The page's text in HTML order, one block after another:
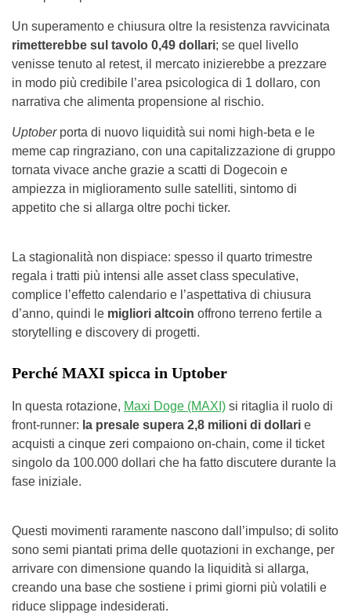
Un superamento e chiusura oltre la resistenza ravvicinata
rimetterebbe sul tavolo 0,49 dollari; se quel livello
venisse tenuto al retest, il mercato inizierebbe a prezzare
in modo più credibile l’area psicologica di 1 dollaro, con
narrativa che alimenta propensione al rischio.
Uptoberporta di nuovo liquidità sui nomi high-beta e le
meme cap ringraziano, con una capitalizzazione di gruppo
tornata vivace anche grazie a scatti di Dogecoin e
ampiezza in miglioramento sulle satelliti, sintomo di
appetito che si allarga oltre pochi ticker.
La stagionalità non dispiace: spesso il quarto trimestre
regala i tratti più intensi alle asset class speculative,
complice l’effetto calendario e l’aspettativa di chiusura
d’anno, quindi le migliori altcoin offrono terreno fertile a
storytelling e discovery di progetti.
Perché MAXI spicca in Uptober
In questa rotazione, Maxi Doge (MAXI) si ritaglia il ruolo di
front-runner: la presale supera 2,8 milioni di dollari e
acquisti a cinque zeri compaiono on-chain, come il ticket
singolo da 100.000 dollari che ha fatto discutere durante la
fase iniziale.
Questi movimenti raramente nascono dall’impulso; di solito
sono semi piantati prima delle quotazioni in exchange, per
arrivare con dimensione quando la liquidità si allarga,
creando una base che sostiene i primi giorni più volatili e
riduce slippage indesiderati.